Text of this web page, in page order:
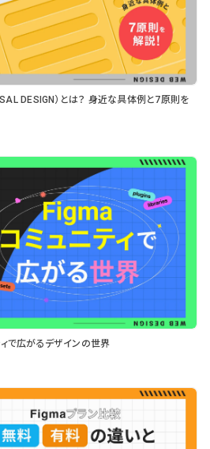
DESIGN）とは？ 身近な具体例と7原則を
で広がるデザインの世界